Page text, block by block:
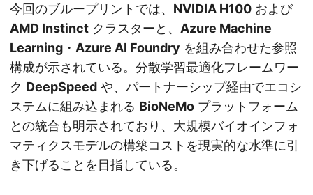
今回のブループリントでは、 NVIDIA H100 および
AMD Instinct クラスターと、 Azure Machine
Learning ・ Azure AI Foundry を組み合わせた参照
構成が示されている。分散学習最適化フレームワー
ク DeepSpeed や、パートナーシップ経由でエコシ
ステムに組み込まれる BioNeMo プラットフォーム
との統合も明示されており、大規模バイオインフォ
マティクスモデルの構築コストを現実的な水準に引
き下げることを目指している。